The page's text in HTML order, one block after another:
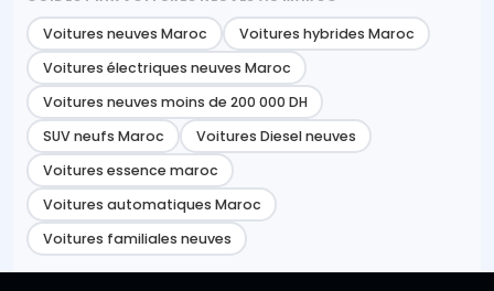
Voitures neuves Maroc
Voitures hybrides Maroc
Voitures électriques neuves Maroc
Voitures neuves moins de 200 000 DH
SUV neufs Maroc
Voitures Diesel neuves
Voitures essence maroc
Voitures automatiques Maroc
Voitures familiales neuves